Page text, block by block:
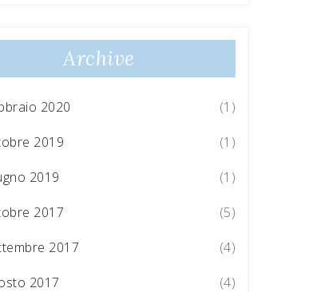
Archive
2020
(1)
2019
(1)
2019
(1)
2017
(5)
2017
(4)
2017
(4)